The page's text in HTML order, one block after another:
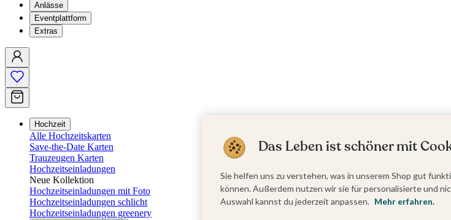
Anlässe
Eventplattform
Extras
Hochzeit
Alle Hochzeitskarten
Save-the-Date Karten
Trauzeugen Karten
Hochzeitseinladungen
Neue Kollektion
Hochzeitseinladungen mit Foto
Hochzeitseinladungen schlicht
Hochzeitseinladungen greenery
Das Leben ist schöner mit
Sie helfen uns zu verstehen, was in unserem Shop gut
können. Außerdem nutzen wir sie für personalisierte und
Auswahl kannst du jederzeit anpassen. Mehr erfahren.